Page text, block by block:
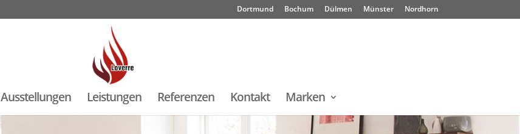
Dortmund Bochum Dülmen Münster Nordhorn
Ausstellungen Leistungen Referenzen Kontakt Marken